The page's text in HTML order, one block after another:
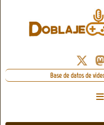
Base de datos de